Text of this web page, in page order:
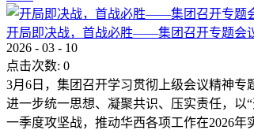
开局即决战，首战必胜——集团召开专题会
2026 - 03 - 10
点击次数: 0
3月6日，集团召开学习贯彻上级会议精神专
进一步统一思想、凝聚共识、压实责任，以
一季度攻坚战，推动华西各项工作在2026年